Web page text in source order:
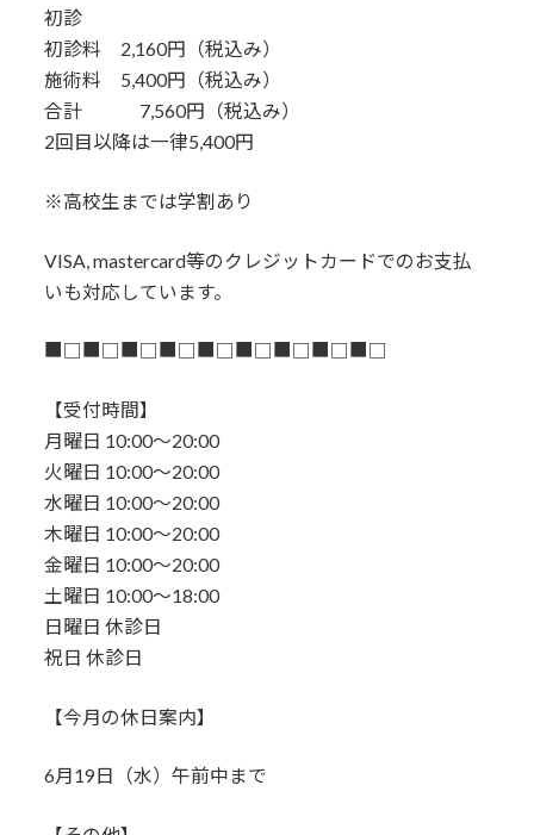
初診
初診料 2,160円（税込み）
施術料 5,400円（税込み）
合計 7,560円（税込み）
2回目以降は一律5,400円
※高校生までは学割あり
VISA, mastercard等のクレジットカードでのお支払
いも対応しています。
■□■□■□■□■□■□■□■□■□
【受付時間】
月曜日 10:00〜20:00
火曜日 10:00〜20:00
水曜日 10:00〜20:00
木曜日 10:00〜20:00
金曜日 10:00〜20:00
土曜日 10:00〜18:00
日曜日 休診日
祝日 休診日
【今月の休日案内】
6月19日（水）午前中まで